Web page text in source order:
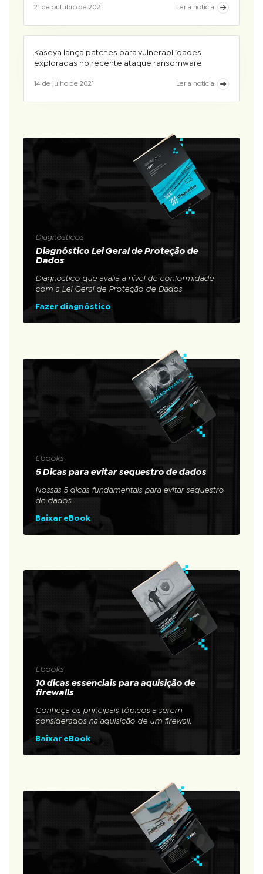
21 de outubro de 2021 Ler a notícia
Kaseya lança patches para vulnerabilidades
exploradas no recente ataque ransomware
14 de julho de 2021 Ler a notícia
Diagnósticos
Diagnóstico Lei Geral de Proteção de
Dados
Diagnóstico que avalia a nível de conformidade
com a Lei Geral de Proteção de Dados
Fazer diagnóstico
Ebooks
5 Dicas para evitar sequestro de dados
Nossas 5 dicas fundamentais para evitar sequestro
de dados
Baixar eBook
Ebooks
10 dicas essenciais para aquisição de
firewalls
Conheça os principais tópicos a serem
considerados na aquisição de um firewall.
Baixar eBook